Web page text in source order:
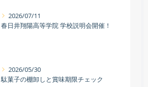
2026/07/11
春日井翔陽高等学院 学校説明会開催！
2026/05/30
駄菓子の棚卸しと賞味期限チェック